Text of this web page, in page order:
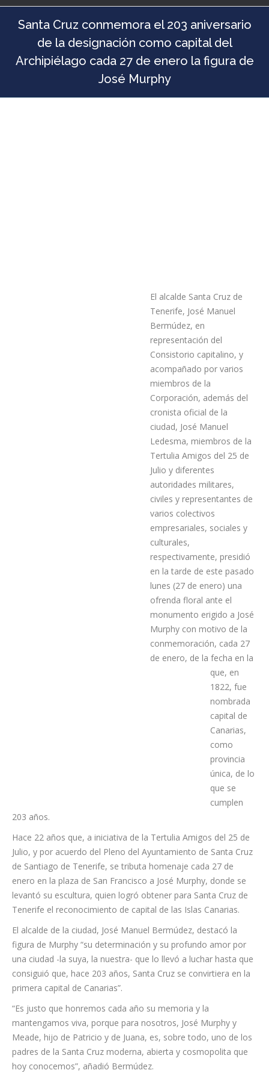
Santa Cruz conmemora el 203 aniversario
de la designación como capital del
Archipiélago cada 27 de enero la figura de
El alcalde Santa Cruz de
Tenerife, José Manuel
Bermúdez, en
representación del
Consistorio capitalino, y
acompañado por varios
miembros de la
Corporación, además del
cronista oficial de la
ciudad, José Manuel
Ledesma, miembros de la
Tertulia Amigos del 25 de
Julio y diferentes
autoridades militares,
civiles y representantes de
varios colectivos
empresariales, sociales y
culturales,
respectivamente, presidió
en la tarde de este pasado
lunes (27 de enero) una
ofrenda floral ante el
monumento erigido a José
Murphy con motivo de la
conmemoración, cada 27
de enero, de la fecha en la
que, en
1822, fue
nombrada
capital de
Canarias,
como
provincia
única, de lo
cumplen
203 años.
Hace 22 años que, a iniciativa de la Tertulia Amigos del 25 de
Julio, y por acuerdo del Pleno del Ayuntamiento de Santa Cruz
de Santiago de Tenerife, se tributa homenaje cada 27 de
enero en la plaza de San Francisco a José Murphy, donde se
levantó su escultura, quien logró obtener para Santa Cruz de
Tenerife el reconocimiento de capital de las Islas Canarias.
El alcalde de la ciudad, José Manuel Bermúdez, destacó la
figura de Murphy “su determinación y su profundo amor por
una ciudad -la suya, la nuestra- que lo llevó a luchar hasta que
consiguió que, hace 203 años, Santa Cruz se convirtiera en la
primera capital de Canarias”.
“Es justo que honremos cada año su memoria y la
mantengamos viva, porque para nosotros, José Murphy y
Meade, hijo de Patricio y de Juana, es, sobre todo, uno de los